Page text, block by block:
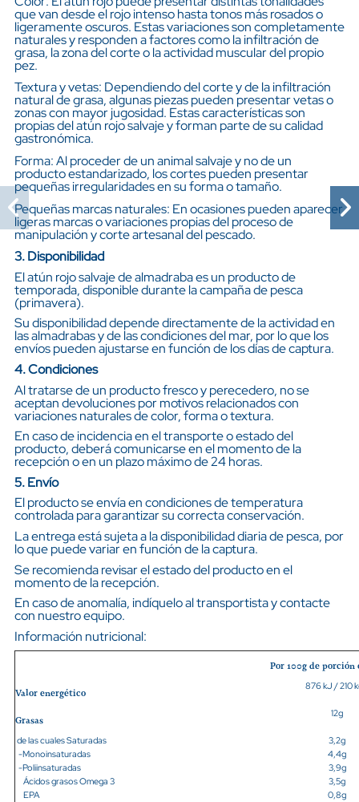
que van desde el rojo intenso hasta tonos más rosados o
ligeramente oscuros. Estas variaciones son completamente
naturales y responden a factores como la infiltración de
grasa, la zona del corte o la actividad muscular del propio
pez.
Textura y vetas: Dependiendo del corte y de la infiltración
natural de grasa, algunas piezas pueden presentar vetas o
zonas con mayor jugosidad. Estas características son
propias del atún rojo salvaje y forman parte de su calidad
gastronómica.
Forma: Al proceder de un animal salvaje y no de un
producto estandarizado, los cortes pueden presentar
pequeñas irregularidades en su forma o tamaño.
Pequeñas marcas naturales: En ocasiones pueden aparecer
ligeras marcas o variaciones propias del proceso de
manipulación y corte artesanal del pescado.
3. Disponibilidad
El atún rojo salvaje de almadraba es un producto de
temporada, disponible durante la campaña de pesca
(primavera).
Su disponibilidad depende directamente de la actividad en
las almadrabas y de las condiciones del mar, por lo que los
envíos pueden ajustarse en función de los días de captura.
4. Condiciones
Al tratarse de un producto fresco y perecedero, no se
aceptan devoluciones por motivos relacionados con
variaciones naturales de color, forma o textura.
En caso de incidencia en el transporte o estado del
producto, deberá comunicarse en el momento de la
recepción o en un plazo máximo de 24 horas.
5. Envío
El producto se envía en condiciones de temperatura
controlada para garantizar su correcta conservación.
La entrega está sujeta a la disponibilidad diaria de pesca, por
lo que puede variar en función de la captura.
Se recomienda revisar el estado del producto en el
momento de la recepción.
En caso de anomalía, indíquelo al transportista y contacte
con nuestro equipo.
Información nutricional:
Por 100g de porción
Valor energético
876 kJ / 210
Grasas
12g
de las cuales Saturadas
3,2g
-Monoinsaturadas
4,4g
-Poliinsaturadas
3,9g
Ácidos grasos Omega 3
3,5g
EPA
0,8g